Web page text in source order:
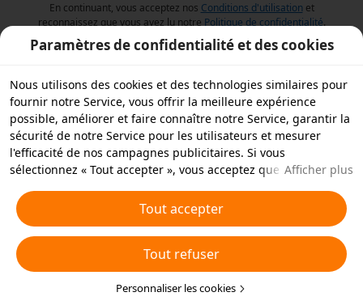
En continuant, vous acceptez nos Conditions d'utilisation et
reconnaissez que vous avez lu notre Politique de confidentialité.
Paramètres de confidentialité et des cookies
Nous utilisons des cookies et des technologies similaires pour
fournir notre Service, vous offrir la meilleure expérience
possible, améliorer et faire connaître notre Service, garantir la
sécurité de notre Service pour les utilisateurs et mesurer
l'efficacité de nos campagnes publicitaires. Si vous
sélectionnez « Tout accepter », vous acceptez que nous et nos
similaires sur votre appareil à des fins publicitaires. Vous
pouvez aussi « rejeter tous » les cookies non essentiels ou
choisir les types de cookies que vous souhaitez accepter ou
rejeter à tout moment dans vos paramètres de confidentialité
ou en cliquant sur « Personnaliser les cookies » ci-dessous.
Pour plus de détails, consultez notrePolitique relative aux
Afficher plus
Tout accepter
Tout refuser
Personnaliser les cookies